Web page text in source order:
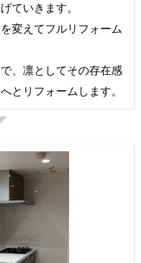
ていきます。
変えてフルリフォーム
、凛としてその存在感
とリフォームします。